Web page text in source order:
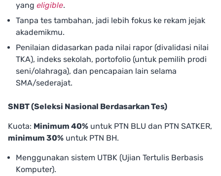
yang eligible.
Tanpa tes tambahan, jadi lebih fokus ke rekam jejak
akademikmu.
Penilaian didasarkan pada nilai rapor (divalidasi nilai
TKA), indeks sekolah, portofolio (untuk pemilih prodi
seni/olahraga), dan pencapaian lain selama
SMA/sederajat.
SNBT (Seleksi Nasional Berdasarkan Tes)
Kuota: Minimum 40% untuk PTN BLU dan PTN SATKER,
minimum 30% untuk PTN BH.
Menggunakan sistem UTBK (Ujian Tertulis Berbasis
Komputer).